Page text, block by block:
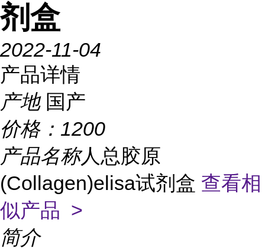
剂盒
2022-11-04
产品详情
产地 国产
价格： 1200
产品名称人总胶原
(Collagen)elisa试剂盒 查看相
似产品 >
简介